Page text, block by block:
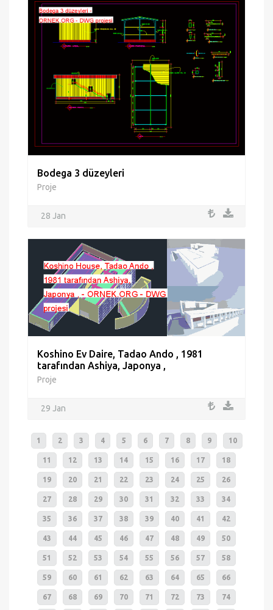
Bodega 3 düzeyleri
Proje
28 Jan
Koshino Ev Daire, Tadao Ando , 1981
tarafından Ashiya, Japonya ,
Proje
29 Jan
1 2 3 4 5 6 7 8 9 10
11 12 13 14 15 16 17 18
19 20 21 22 23 24 25 26
27 28 29 30 31 32 33 34
35 36 37 38 39 40 41 42
43 44 45 46 47 48 49 50
51 52 53 54 55 56 57 58
59 60 61 62 63 64 65 66
67 68 69 70 71 72 73 74